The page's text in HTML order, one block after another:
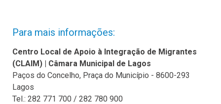
Para mais informações:
Centro Local de Apoio à Integração de Migrantes
(CLAIM) | Câmara Municipal de Lagos
Paços do Concelho, Praça do Município - 8600-293
Lagos
Tel.: 282 771 700 / 282 780 900